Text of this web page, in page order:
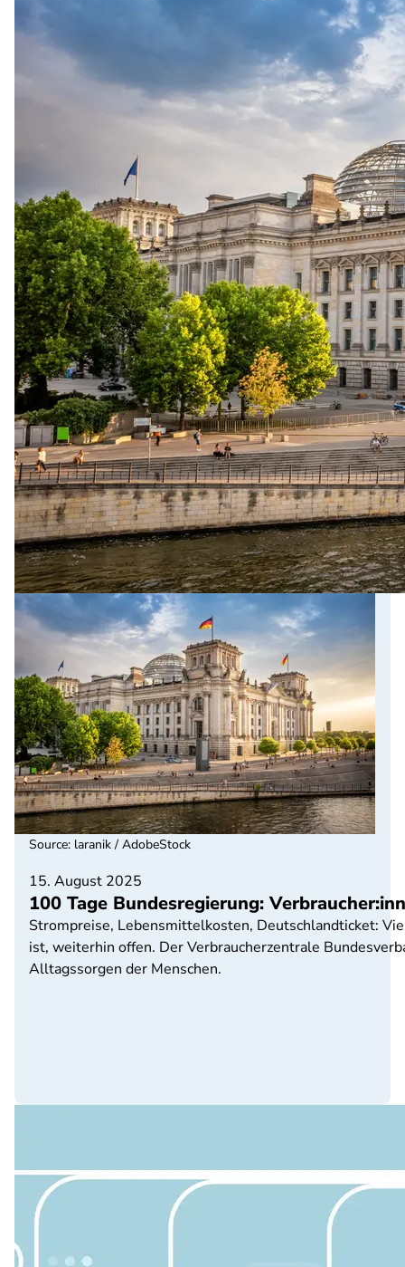
15. August 2025
100 Tage Bundesregierung:
Strompreise, Lebensmittelkosten, Deutschlandticket:
ist, weiterhin offen. Der Verbraucherzentrale
Alltagssorgen der Menschen.
Source: laranik / AdobeStock